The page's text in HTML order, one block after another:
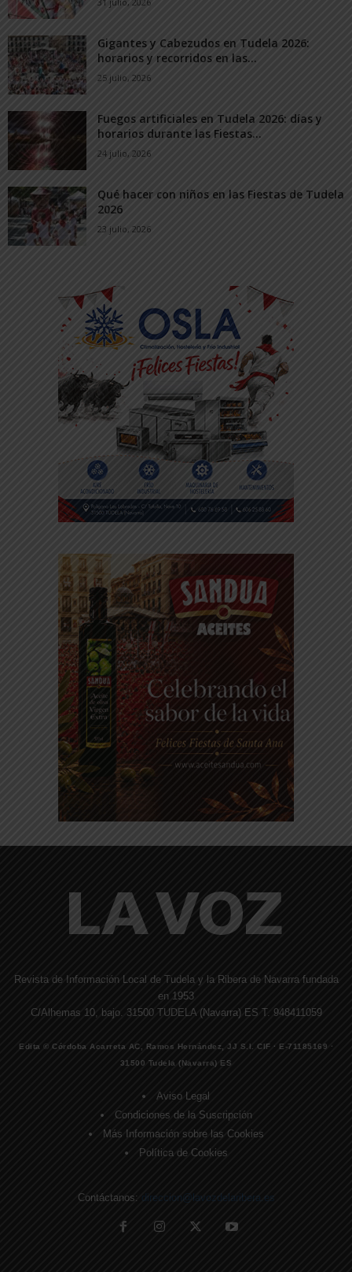
Gigantes y Cabezudos en Tudela 2026:
horarios y recorridos en las...
25 julio, 2026
Fuegos artificiales en Tudela 2026: días y
horarios durante las Fiestas...
24 julio, 2026
Qué hacer con niños en las Fiestas de Tudela
2026
23 julio, 2026
Revista de Información Local de Tudela y la Ribera de Navarra fundada
en 1953
C/Alhemas 10, bajo. 31500 TUDELA (Navarra) ES T. 948411059
Edita © Córdoba Acarreta AC, Ramos Hernández, JJ S.I. CIF · E-71185169 ·
31500 Tudela (Navarra) ES
Aviso Legal
Condiciones de la Suscripción
Más Información sobre las Cookies
Política de Cookies
Contáctanos: direccion@lavozdelaribera.es